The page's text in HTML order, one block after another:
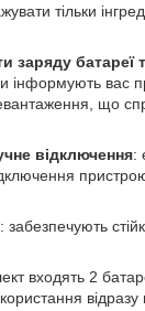
тільки
заряду батареї
інформують вас
що
відключення:
: забезпечують
входять 2
відразу